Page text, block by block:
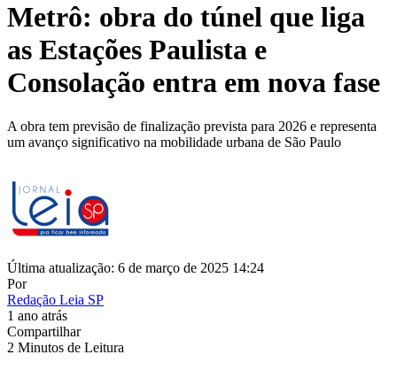
Metrô: obra do túnel que liga
as Estações Paulista e
Consolação entra em nova fase
A obra tem previsão de finalização prevista para 2026 e representa
um avanço significativo na mobilidade urbana de São Paulo
Última atualização: 6 de março de 2025 14:24
Por
Redação Leia SP
1 ano atrás
Compartilhar
2 Minutos de Leitura